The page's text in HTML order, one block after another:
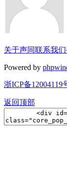
关于声同联系我们
Powered by
浙ICP备12004119
返回顶部